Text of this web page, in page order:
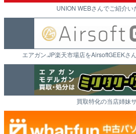
UNION WEBさんでご紹介い
エアガン.JP楽天市場店をAirsoftGEEKさ
買取特化の当店姉妹